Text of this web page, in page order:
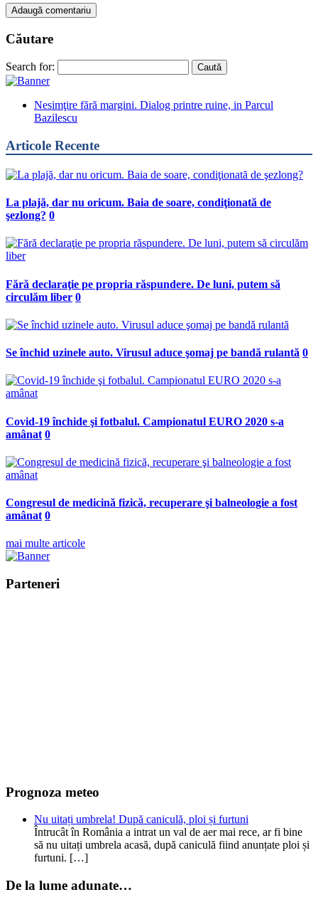
Căutare
Search for:
Nesimţire fără margini. Dialog printre ruine, in Parcul
Bazilescu
Articole Recente
La plajă, dar nu oricum. Baia de soare, condiţionată de
şezlong? 0
Fără declaraţie pe propria răspundere. De luni, putem să
circulăm liber 0
Se închid uzinele auto. Virusul aduce şomaj pe bandă rulantă 0
Covid-19 închide şi fotbalul. Campionatul EURO 2020 s-a
amânat 0
Congresul de medicină fizică, recuperare şi balneologie a fost
amânat 0
mai multe articole
Parteneri
Prognoza meteo
Nu uitați umbrela! După caniculă, ploi și furtuni
Întrucât în România a intrat un val de aer mai rece, ar fi bine
să nu uitați umbrela acasă, după caniculă fiind anunțate ploi și
furtuni. […]
De la lume adunate…